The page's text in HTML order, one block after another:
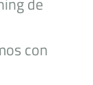
con